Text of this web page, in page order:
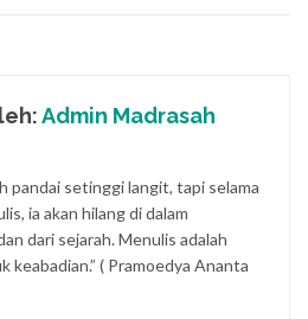
Admin Madrasah
pandai setinggi langit, tapi selama
ia akan hilang di dalam
dari sejarah. Menulis adalah
keabadian.” ( Pramoedya Ananta